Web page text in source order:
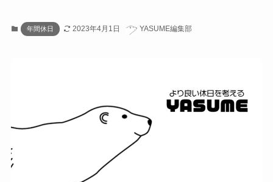
年間休日 2023年4月1日 YASUME編集部